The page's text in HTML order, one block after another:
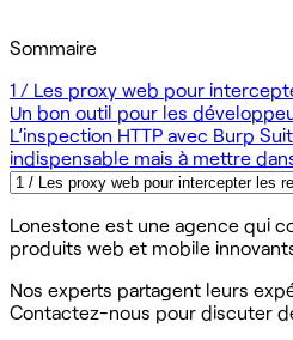
Sommaire
1 / Les proxy web pour
Un bon outil pour les
L’inspection HTTP avec Burp
indispensable mais à mettre
Lonestone est une agence qui
produits web et mobile
Nos experts partagent leurs
Contactez-nous pour discuter